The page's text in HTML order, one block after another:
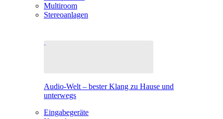
Multiroom
Stereoanlagen
Audio-Welt – bester Klang zu Hause und
unterwegs
Eingabegeräte